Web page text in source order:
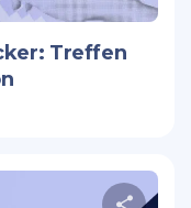
Treffen